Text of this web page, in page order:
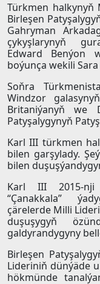
Türkmen halkynyň
Birleşen
Gahryman
çykyşlarynyň
Edward Benýon
boýunça wekili
Soňra
Windzor
Britaniýanyň we
Patyşalygynyň
Karl III türkmen
bilen garşylady.
bilen
Karl III 2015-nji
“Çanakkala”
çärelerde Milli
duşuşygyň
galdyrandygyny
Birleşen
Lideriniň dünýäde
hökmünde